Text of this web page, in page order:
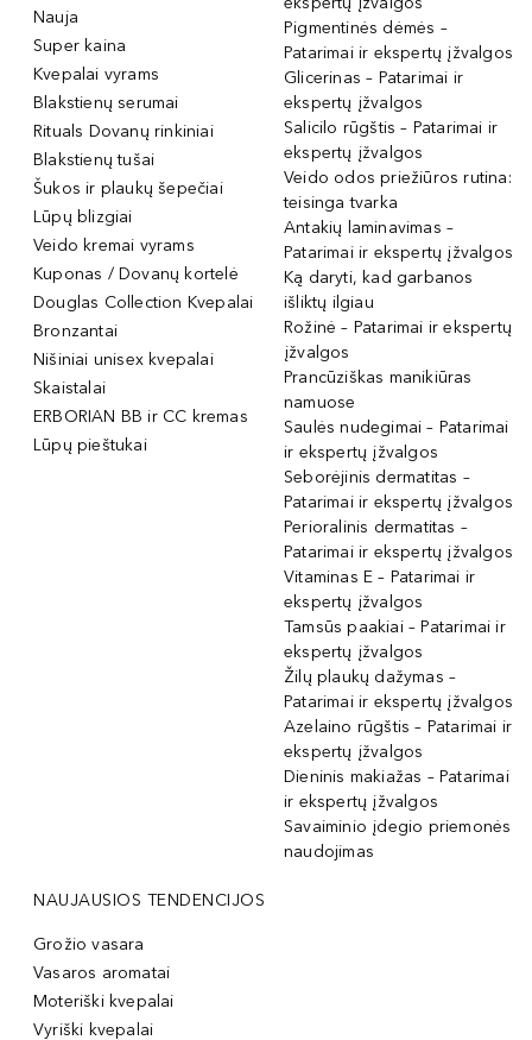
Nauja
Super kaina
Kvepalai vyrams
Blakstienų serumai
Rituals Dovanų rinkiniai
Blakstienų tušai
Šukos ir plaukų šepečiai
Lūpų blizgiai
Veido kremai vyrams
Kuponas / Dovanų kortelė
Douglas Collection Kvepalai
Bronzantai
Nišiniai unisex kvepalai
Skaistalai
ERBORIAN BB ir CC kremas
Lūpų pieštukai
Pigmentinės dėmės –
Patarimai ir ekspertų įžvalgos
Glicerinas – Patarimai ir
ekspertų įžvalgos
Salicilo rūgštis – Patarimai ir
ekspertų įžvalgos
Veido odos priežiūros rutina:
teisinga tvarka
Antakių laminavimas –
Patarimai ir ekspertų įžvalgos
Ką daryti, kad garbanos
išliktų ilgiau
Rožinė – Patarimai ir ekspertų
įžvalgos
Prancūziškas manikiūras
namuose
Saulės nudegimai – Patarimai
ir ekspertų įžvalgos
Seborėjinis dermatitas –
Patarimai ir ekspertų įžvalgos
Perioralinis dermatitas –
Patarimai ir ekspertų įžvalgos
Vitaminas E – Patarimai ir
ekspertų įžvalgos
Tamsūs paakiai – Patarimai ir
ekspertų įžvalgos
Žilų plaukų dažymas –
Patarimai ir ekspertų įžvalgos
Azelaino rūgštis – Patarimai ir
ekspertų įžvalgos
Dieninis makiažas – Patarimai
ir ekspertų įžvalgos
Savaiminio įdegio priemonės
naudojimas
NAUJAUSIOS TENDENCIJOS
Grožio vasara
Vasaros aromatai
Moteriški kvepalai
Vyriški kvepalai